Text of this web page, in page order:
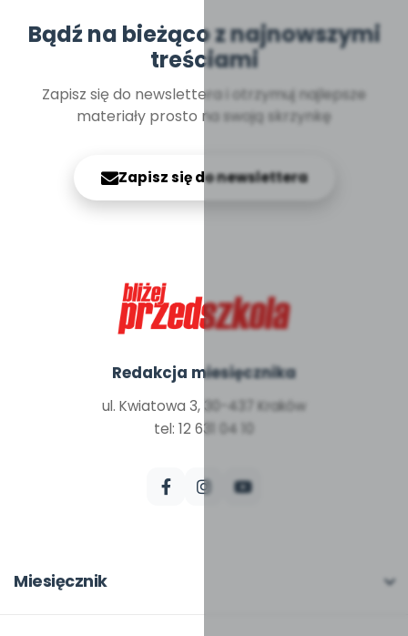
Bądź na bieżąco z najnowszymi
treściami
Zapisz się do newslettera i otrzymuj najlepsze
materiały prosto na swoją skrzynkę
Zapisz się do newslettera
Redakcja miesięcznika
ul. Kwiatowa 3, 30-437 Kraków
tel: 12 631 04 10
Miesięcznik